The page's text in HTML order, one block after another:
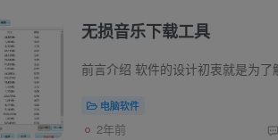
无损音乐下载工具
电脑软件
2年前